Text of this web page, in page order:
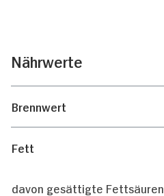
Nährwerte
Brennwert
Fett
davon gesättigte Fettsäuren